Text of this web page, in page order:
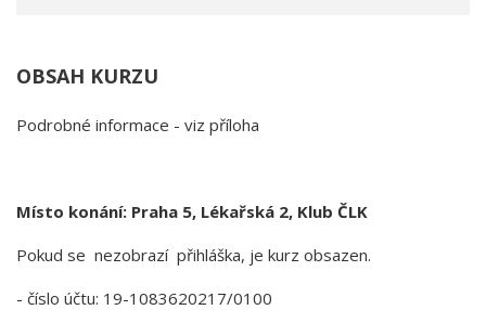
OBSAH KURZU
Podrobné informace - viz příloha
Místo konání: Praha 5, Lékařská 2, Klub ČLK
Pokud se nezobrazí přihláška, je kurz obsazen.
- číslo účtu: 19-1083620217/0100